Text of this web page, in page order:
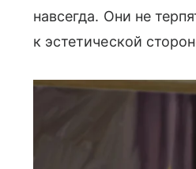
навсегда. Они не
к эстетической